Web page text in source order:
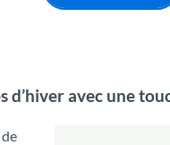
d’hiver avec une